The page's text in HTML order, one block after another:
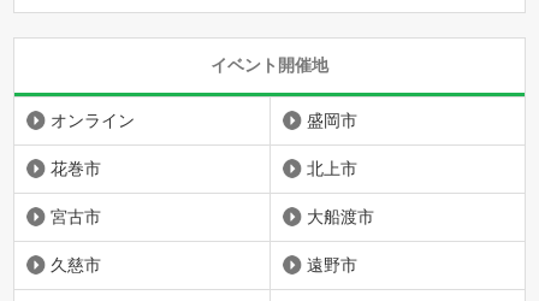
イベント開催地
オンライン 盛岡市
花巻市 北上市
宮古市 大船渡市
久慈市 遠野市